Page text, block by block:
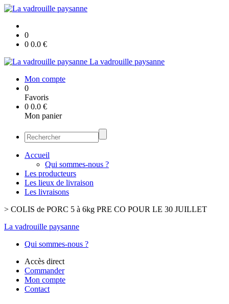
0
0 0.0 €
La vadrouille paysanne
Mon compte
0
Favoris
0 0.0 €
Mon panier
Accueil
Qui sommes-nous ?
Les producteurs
Les lieux de livraison
Les livraisons
> COLIS de PORC 5 à 6kg PRE CO POUR LE 30 JUILLET
La vadrouille paysanne
Qui sommes-nous ?
Accès direct
Commander
Mon compte
Contact